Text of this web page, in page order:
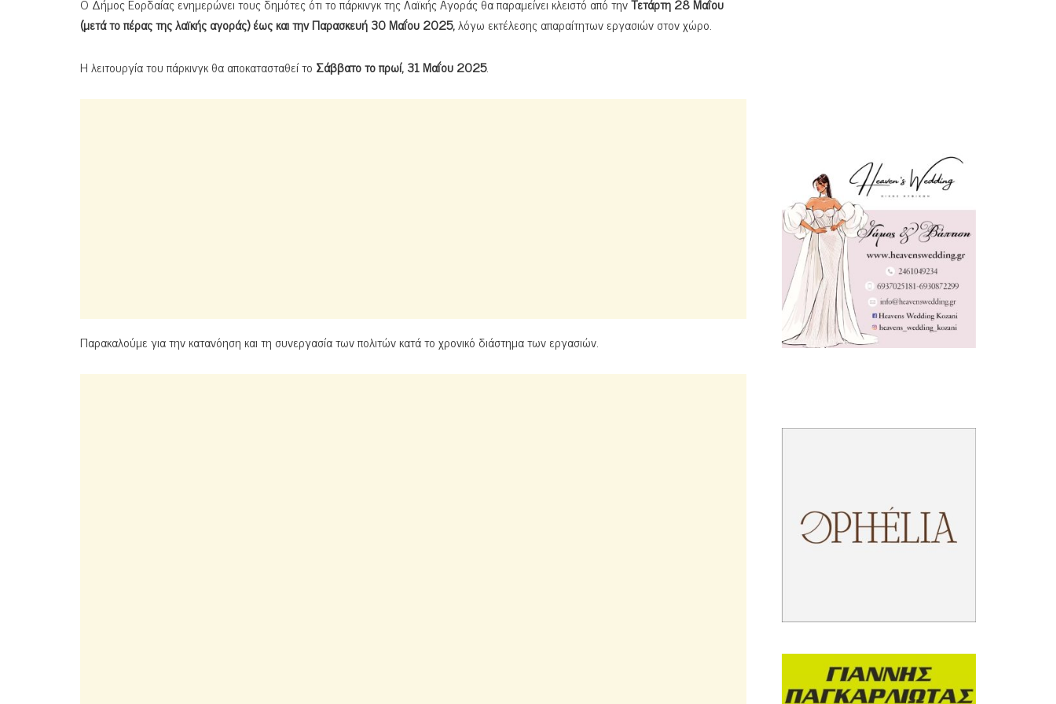
Ο Δήμος Εορδαίας ενημερώνει τους δημότες ότι το πάρκινγκ της Λαϊκής Αγοράς θα παραμείνει κλειστό από τηνΤετάρτη 28 Μαΐου
(μετά το πέρας της λαϊκής αγοράς) έως και την Παρασκευή 30 Μαΐου 2025,λόγω εκτέλεσης απαραίτητων εργασιών στον χώρο.
Η λειτουργία του πάρκινγκ θα αποκατασταθεί το Σάββατο το πρωί, 31 Μαΐου 2025.
Παρακαλούμε για την κατανόηση και τη συνεργασία των πολιτών κατά το χρονικό διάστημα των εργασιών.